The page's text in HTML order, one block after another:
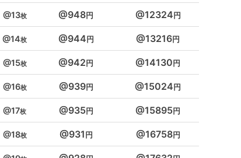
13 948 12324
14 944 13216
15 942 14130
16 939 15024
17 935 15895
18 931 16758